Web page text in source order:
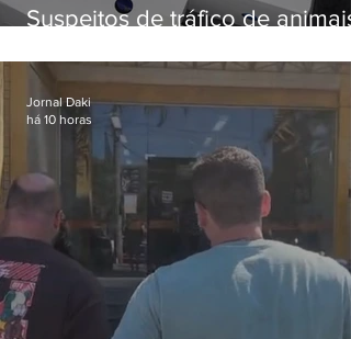
Suspeitos de tráfico de animais
aves
Jornal Daki
há 10 horas